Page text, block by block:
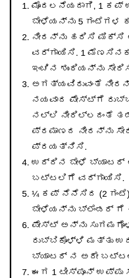
ಮೊದಲನೆಯದಾಗಿ, 1
ಬೇಳೆಯನ್ನು 5 ಗಂಟೆಗಳ
ನೀರನ್ನು ಹರಿಸಿ ಮಿಕ್ಸಿ
ವರ್ಗಾಯಿಸಿ. 1
ಇಂಚಿನ ಶುಂಠಿಯನ್ನು
ಅಗತ್ಯವಿರುವಂತೆ
ನಯವಾದ ಪೇಸ್ಟ್ಗೆ
ನಲ್ಲಿ ನೀರಿಲ್ಲದಂತೆ
ಪ್ರಮಾಣದ ನೀರನ್ನು
ಪ್ರಯತ್ನಿಸಿ.
ಉದ್ದಿನ ಬೇಳೆ ಬ್ಯಾಟರ್
ಬಟ್ಟಲಿಗೆ ವರ್ಗಾಯಿಸಿ.
¼ ಕಪ್ ನೆನೆಸಿದ (2
ಬೇಳೆಯನ್ನು ಬ್ಲೆಂಡರ್ ಗೆ
ಪೇಸ್ಟ್ ಅನ್ನು
ರುಬ್ಬಿಕೊಳ್ಳಿ ಮತ್ತು
ಬ್ಯಾಟರ್ ನ ಅದೇ
ಈಗ 1 ಟೀಸ್ಪೂನ್ ಉಪ್ಪು